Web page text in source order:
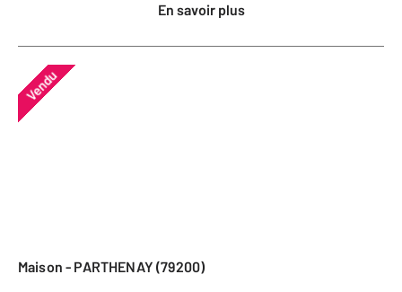
En savoir plus
Vendu
Maison - PARTHENAY (79200)